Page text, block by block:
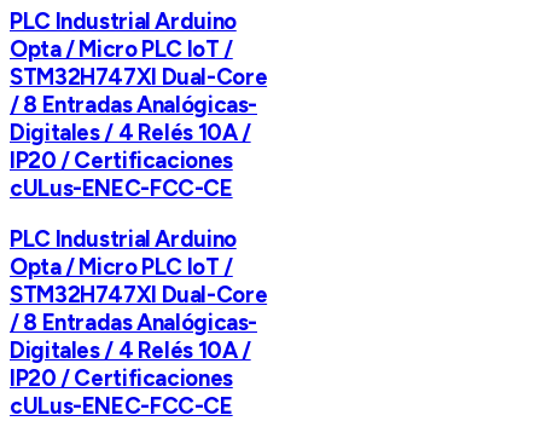
PLC Industrial Arduino
Opta / Micro PLC IoT /
STM32H747XI Dual-Core
/ 8 Entradas Analógicas-
Digitales / 4 Relés 10A /
IP20 / Certificaciones
cULus-ENEC-FCC-CE
PLC Industrial Arduino
Opta / Micro PLC IoT /
STM32H747XI Dual-Core
/ 8 Entradas Analógicas-
Digitales / 4 Relés 10A /
IP20 / Certificaciones
cULus-ENEC-FCC-CE